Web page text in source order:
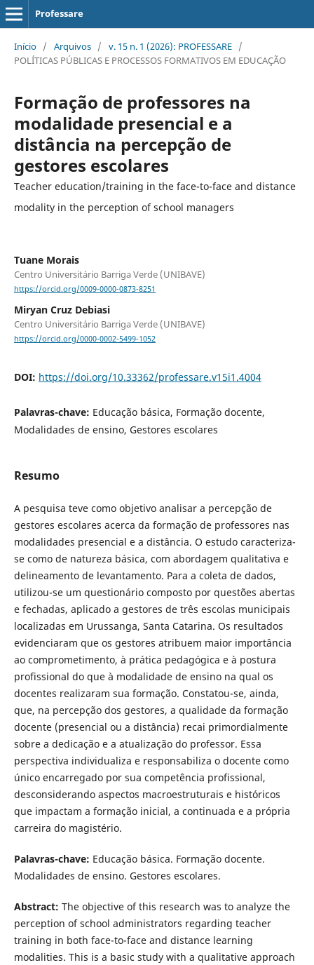
Professare
Início / Arquivos / v. 15 n. 1 (2026): PROFESSARE /
POLÍTICAS PÚBLICAS E PROCESSOS FORMATIVOS EM EDUCAÇÃO
Formação de professores na
modalidade presencial e a
distância na percepção de
gestores escolares
Teacher education/training in the face-to-face and distance
modality in the perception of school managers
Tuane Morais
Centro Universitário Barriga Verde (UNIBAVE)
https://orcid.org/0009-0000-0873-8251
Miryan Cruz Debiasi
Centro Universitário Barriga Verde (UNIBAVE)
https://orcid.org/0000-0002-5499-1052
DOI: https://doi.org/10.33362/professare.v15i1.4004
Palavras-chave: Educação básica, Formação docente,
Modalidades de ensino, Gestores escolares
Resumo
A pesquisa teve como objetivo analisar a percepção de
gestores escolares acerca da formação de professores nas
modalidades presencial e a distância. O estudo caracteriza-
se como de natureza básica, com abordagem qualitativa e
delineamento de levantamento. Para a coleta de dados,
utilizou-se um questionário composto por questões abertas
e fechadas, aplicado a gestores de três escolas municipais
localizadas em Urussanga, Santa Catarina. Os resultados
evidenciaram que os gestores atribuem maior importância
ao comprometimento, à prática pedagógica e à postura
profissional do que à modalidade de ensino na qual os
docentes realizaram sua formação. Constatou-se, ainda,
que, na percepção dos gestores, a qualidade da formação
docente (presencial ou a distância) recai primordialmente
sobre a dedicação e a atualização do professor. Essa
perspectiva individualiza e responsabiliza o docente como
único encarregado por sua competência profissional,
desconsiderando aspectos macroestruturais e históricos
que impactam a formação inicial, a continuada e a própria
carreira do magistério.
Palavras-chave: Educação básica. Formação docente.
Modalidades de ensino. Gestores escolares.
Abstract: The objective of this research was to analyze the
perception of school administrators regarding teacher
training in both face-to-face and distance learning
modalities. This is a basic study with a qualitative approach